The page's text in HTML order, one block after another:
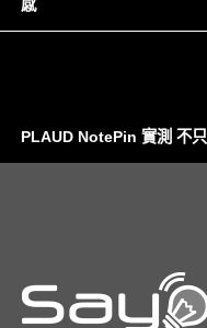
感
PLAUD NotePin 實測 不